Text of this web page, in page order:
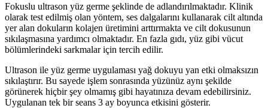
Fokuslu ultrason yüz germe şeklinde de adlandırılmaktadır. Klinik
olarak test edilmiş olan yöntem, ses dalgalarını kullanarak cilt altında
yer alan dokuların kolajen üretimini arttırmakta ve cilt dokusunun
sıkılaşmasına yardımcı olmaktadır. En fazla gıdı, yüz gibi vücut
bölümlerindeki sarkmalar için tercih edilir.
Ultrason ile yüz germe uygulaması yağ dokuyu yan etki olmaksızın
sıkılaştırır. Bu sayede işlem sonrasında yüzünüz aynı şekilde
görünerek hiçbir şey olmamış gibi hayatınıza devam edebilirsiniz.
Uygulanan tek bir seans 3 ay boyunca etkisini gösterir.